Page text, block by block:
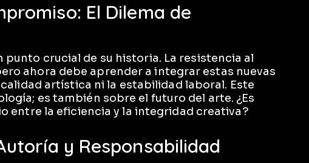
El Dilema de
punto crucial de su historia. La resistencia al
ahora debe aprender a integrar estas nuevas
artística ni la estabilidad laboral. Este
es también sobre el futuro del arte. ¿Es
entre la eficiencia y la integridad creativa?
y Responsabilidad